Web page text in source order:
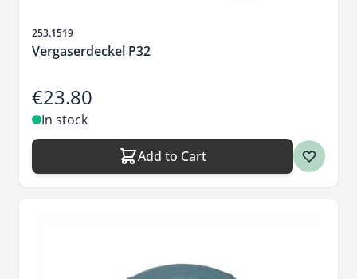
Sku
253.1519
Vergaserdeckel P32
€23.80
In stock
Add to Cart